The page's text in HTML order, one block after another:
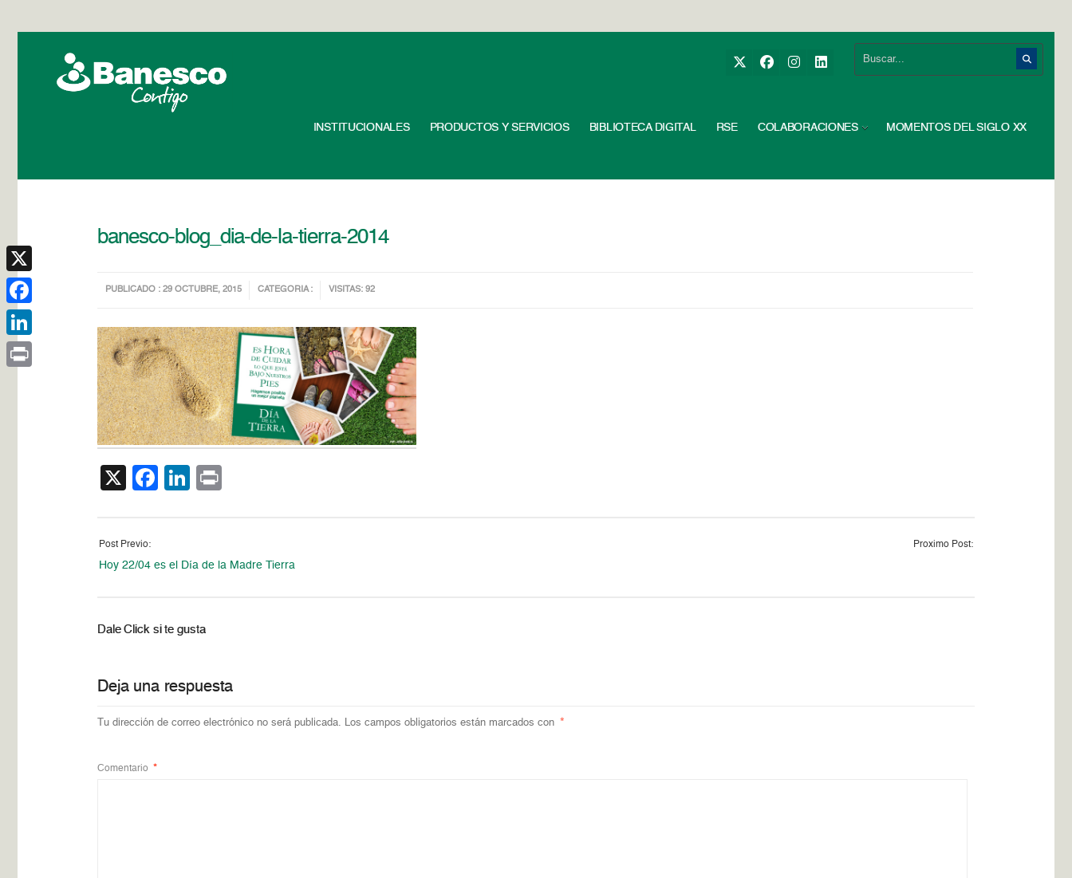
INSTITUCIONALES PRODUCTOS Y SERVICIOS BIBLIOTECA DIGITAL RSE COLABORACIONES MOMENTOS DEL SIGLO XX
banesco-blog_dia-de-la-tierra-2014
PUBLICADO : 29 OCTUBRE, 2015 CATEGORIA : VISITAS: 92
X Facebook
LinkedIn
Post Previo:
Hoy 22/04 es el Día de la Madre Tierra
Proximo Post:
Dale Click si te gusta
Deja una respuesta
Tu dirección de correo electrónico no será publicada. Los campos obligatorios están marcados con *
Comentario *
X
Facebook
LinkedIn